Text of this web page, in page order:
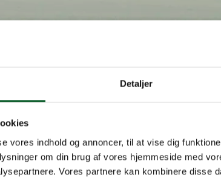
Detaljer
vores indhold og annoncer, til at vise dig
om din brug af vores hjemmeside med
Vores partnere kan kombinere disse
Jordbrugs aktuelle